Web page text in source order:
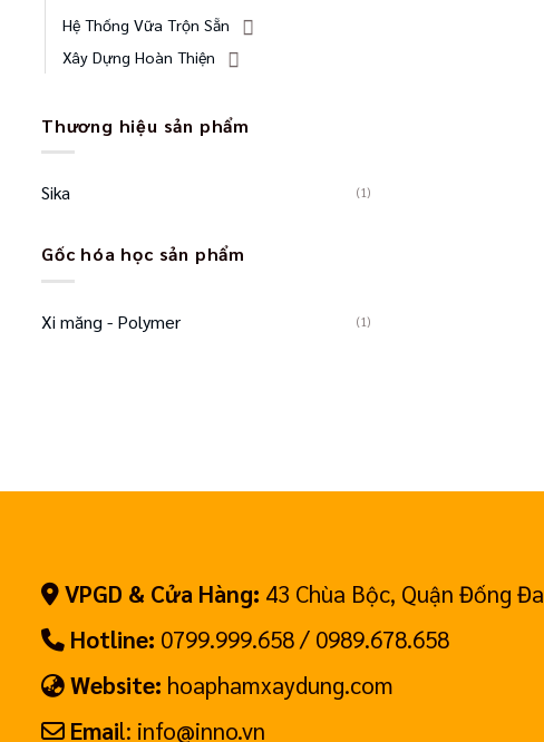
Hệ Thống Vữa Trộn Sẵn
Xây Dựng Hoàn Thiện
Thương hiệu sản phẩm
Sika (1)
Gốc hóa học sản phẩm
Xi măng - Polymer (1)
VPGD & Cửa Hàng: 43 Chùa Bộc, Quận Đống
Hotline: 0799.999.658 / 0989.678.658
Website: hoaphamxaydung.com
Email: info@inno.vn